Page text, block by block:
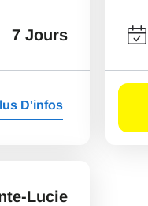
7 Jours
D'infos
Lucie